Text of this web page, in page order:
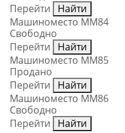
Перейти
Найти
Машиноместо ММ84
Свободно
Перейти
Найти
Машиноместо ММ85
Продано
Перейти
Найти
Машиноместо ММ86
Свободно
Перейти
Найти